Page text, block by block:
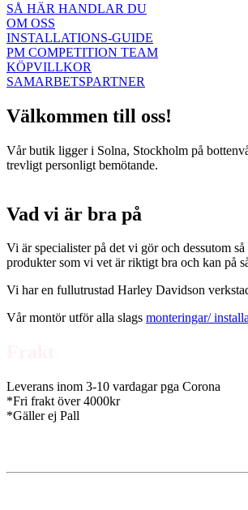
SÅ HÄR HANDLAR DU
OM OSS
INSTALLATIONS-GUIDE
PM COMPETITION TEAM
KÖPVILLKOR
SAMARBETSPARTNER
Välkommen till oss!
Vår butik ligger i Solna, Stockholm på
trevligt personligt bemötande.
Vad vi är bra på
Vi är specialister på det vi gör och dessutom
produkter som vi vet är riktigt bra och kan på
Vi har en fullutrustad Harley Davidson
Vår montör utför alla slags monteringar/
Leverans inom 3-10 vardagar pga Corona
*Fri frakt över 4000kr
*Gäller ej Pall